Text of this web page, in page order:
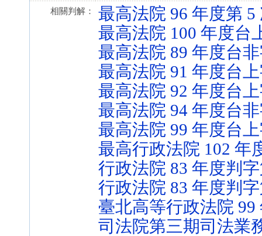
相關判解：
最高法院 96 年度第
最高法院 100 年度台
最高法院 89 年度台
最高法院 91 年度台
最高法院 92 年度台
最高法院 94 年度台
最高法院 99 年度台
最高行政法院 102 年
行政法院 83 年度判
行政法院 83 年度判
臺北高等行政法院 99
司法院第三期司法業